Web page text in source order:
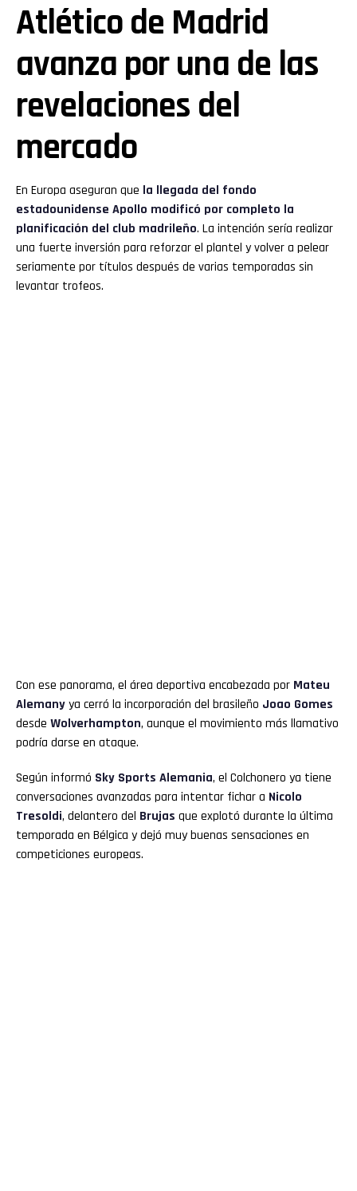
Atlético de Madrid
avanza por una de las
revelaciones del
mercado
En Europa aseguran que la llegada del fondo
estadounidense Apollo modificó por completo la
planificación del club madrileño. La intención sería realizar
una fuerte inversión para reforzar el plantel y volver a pelear
seriamente por títulos después de varias temporadas sin
levantar trofeos.
Con ese panorama, el área deportiva encabezada por Mateu
Alemanyya cerró la incorporación del brasileño Joao Gomes
desde Wolverhampton, aunque el movimiento más llamativo
podría darse en ataque.
Según informó Sky Sports Alemania, el Colchonero ya tiene
conversaciones avanzadas para intentar fichar a Nicolo
Tresoldi, delantero del Brujas que explotó durante la última
temporada en Bélgica y dejó muy buenas sensaciones en
competiciones europeas.